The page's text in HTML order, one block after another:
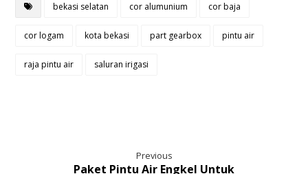
bekasi selatan cor alumunium cor baja
cor logam kota bekasi part gearbox pintu air
raja pintu air saluran irigasi
Previous
Paket Pintu Air Engkel Untuk